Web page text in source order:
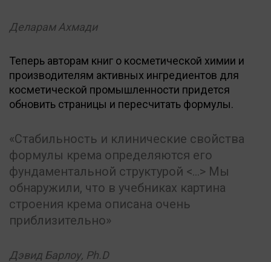
Деларам Ахмади
Теперь авторам книг о косметической химии и
производителям активных ингредиентов для
косметической промышленности придется
обновить страницы и пересчитать формулы.
Стабильность и клинические свойства
формулы крема определяются его
фундаментальной структурой <…> Мы
обнаружили, что в учебниках картина
строения крема описана очень
приблизительно
Дэвид Барлоу, Ph.D